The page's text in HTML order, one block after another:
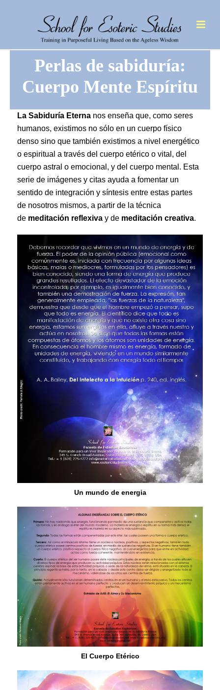
Perlas de sabiduría:
Cuerpo Mente Espíritu
La Sabiduría Eterna nos enseña que, como seres
humanos, existimos no sólo en un cuerpo físico
denso sino que también existimos a nivel energético
o espiritual a través del cuerpo etérico o vital, del
cuerpo astral o emocional, y del cuerpo mental. Esta
serie de imágenes y citas ayuda a fomentar un
sentido de integración y síntesis entre estas partes
de nosotros mismos, a partir de la técnica
de meditación reflexiva y de meditación creativa.
Un mundo de energia
El Cuerpo Etérico